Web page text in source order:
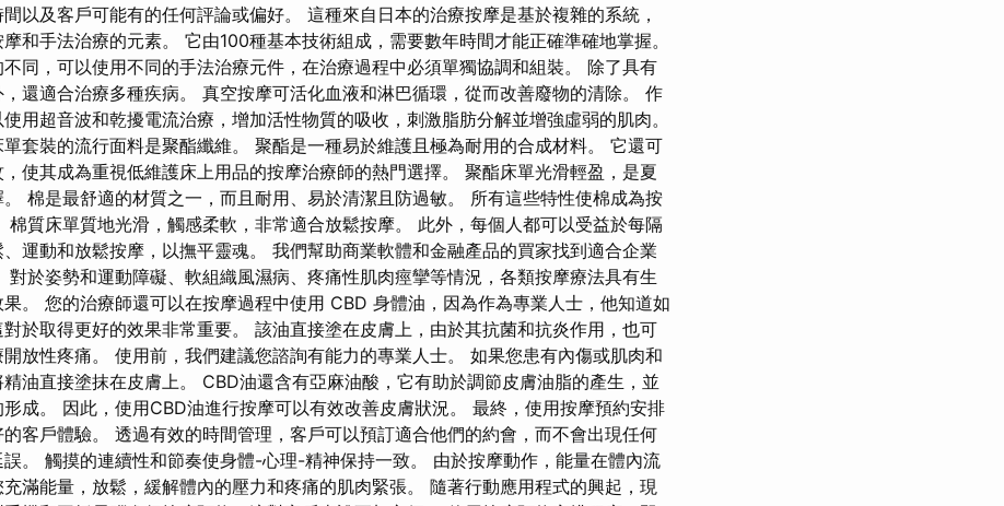
以及客戶可能有的任何評論或偏好。 這種來自日本的治療按摩是基於複雜的系統，
和手法治療的元素。 它由100種基本技術組成，需要數年時間才能正確準確地掌握。
同，可以使用不同的手法治療元件，在治療過程中必須單獨協調和組裝。 除了具有
還適合治療多種疾病。 真空按摩可活化血液和淋巴循環，從而改善廢物的清除。 作
用超音波和乾擾電流治療，增加活性物質的吸收，刺激脂肪分解並增強虛弱的肌肉。
套裝的流行面料是聚酯纖維。 聚酯是一種易於維護且極為耐用的合成材料。 它還可
使其成為重視低維護床上用品的按摩治療師的熱門選擇。 聚酯床單光滑輕盈，是夏
棉是最舒適的材質之一，而且耐用、易於清潔且防過敏。 所有這些特性使棉成為按
棉質床單質地光滑，觸感柔軟，非常適合放鬆按摩。 此外，每個人都可以受益於每隔
運動和放鬆按摩，以撫平靈魂。 我們幫助商業軟體和金融產品的買家找到適合企業
對於姿勢和運動障礙、軟組織風濕病、疼痛性肌肉痙攣等情況，各類按摩療法具有生
。 您的治療師還可以在按摩過程中使用 CBD 身體油，因為作為專業人士，他知道如
於取得更好的效果非常重要。 該油直接塗在皮膚上，由於其抗菌和抗炎作用，也可
放性疼痛。 使用前，我們建議您諮詢有能力的專業人士。 如果您患有內傷或肌肉和
油直接塗抹在皮膚上。 CBD油還含有亞麻油酸，它有助於調節皮膚油脂的產生，並
成。 因此，使用CBD油進行按摩可以有效改善皮膚狀況。 最終，使用按摩預約安排
客戶體驗。 透過有效的時間管理，客戶可以預訂適合他們的約會，而不會出現任何
誤。 觸摸的連續性和節奏使身體-心理-精神保持一致。 由於按摩動作，能量在體內流
滿能量，放鬆，緩解體內的壓力和疼痛的肌肉緊張。 隨著行動應用程式的興起，現